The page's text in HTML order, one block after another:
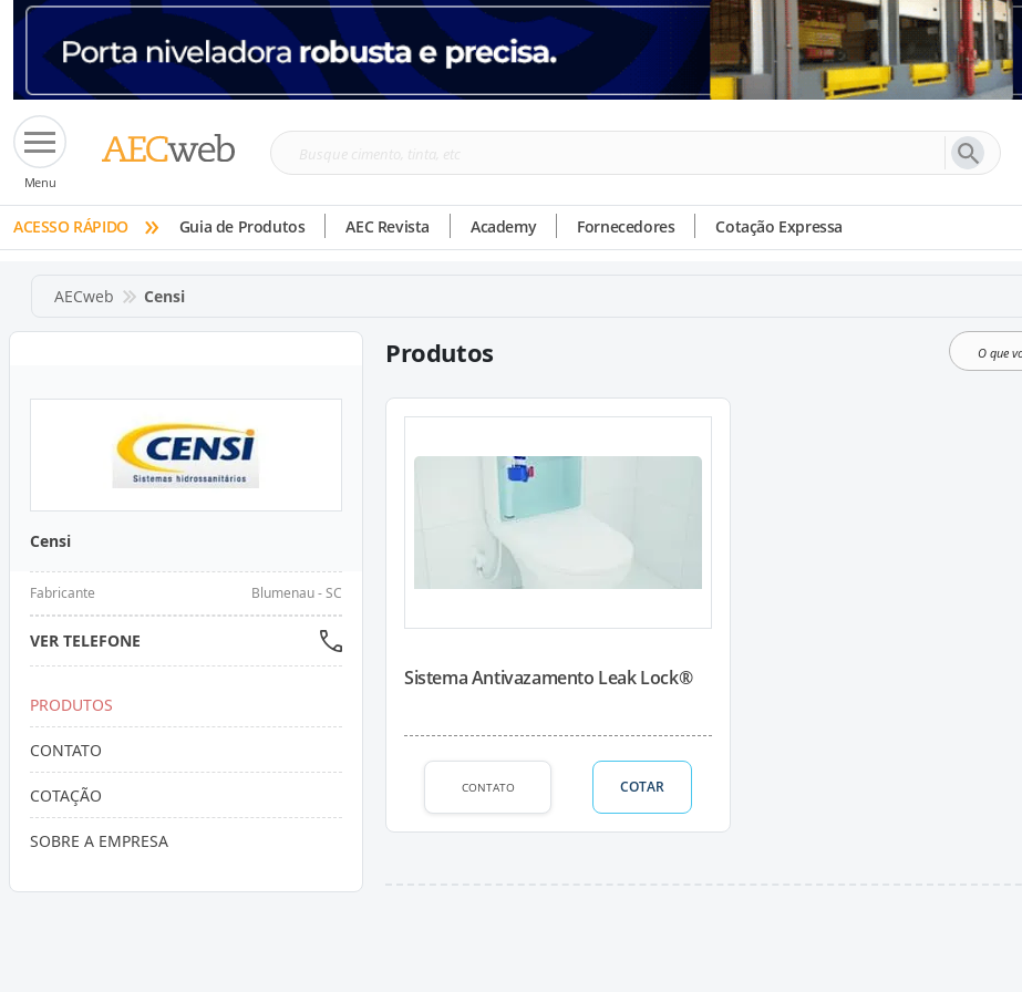
Menu
Busque
tinta,
etc
ACESSO RÁPIDO » Guia de Produtos AEC Revista Academy Fornecedores Cotação Expressa
AECweb Censi
Censi
Fabricante Blumenau - SC
VER TELEFONE
PRODUTOS
CONTATO
COTAÇÃO
SOBRE A EMPRESA
Produtos
Sistema Antivazamento Leak Lock®
CONTATO COTAR